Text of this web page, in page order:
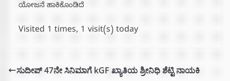
ಯೋಜನೆ ಹಾಕಿಕೊಂಡಿದೆ
Visited 1 times, 1 visit(s) today
ಸುದೀಪ್ 47ನೇ ಸಿನಿಮಾಗೆ kGF ಖ್ಯಾತಿಯ ಶ್ರೀನಿಧಿ ಶೆಟ್ಟಿ ನಾಯಕಿ